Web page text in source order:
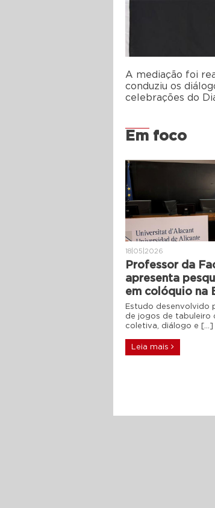
A mediação foi
conduziu os
celebrações do
Em foco
18|05|2026
Professor da
apresenta
em colóquio na
Estudo desenvolvido
de jogos de tabuleiro
coletiva, diálogo e […]
Leia mais